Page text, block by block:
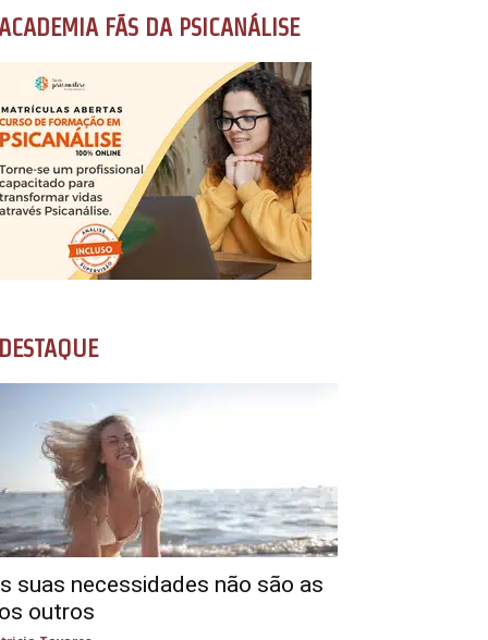
ACADEMIA FÃS DA PSICANÁLISE
DESTAQUE
suas necessidades não são as
outros